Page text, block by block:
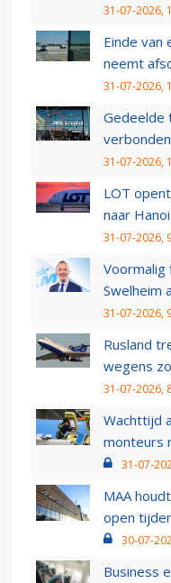
31-07-2026,
Einde van
neemt
31-07-2026,
Gedeelde
31-07-2026,
LOT
naar Hanoi
31-07-2026,
Voormalig
Swelheim
31-07-2026,
Rusland
wegens
31-07-2026,
Wachttijd
monteurs
31-07-
MAA
open
30-07-
Business